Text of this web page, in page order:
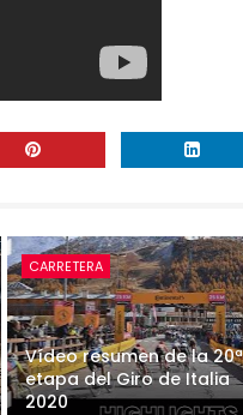
CARRETERA
Vídeo resumen de la 20ª
etapa del Giro de Italia
2020